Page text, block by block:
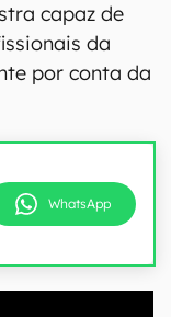
capaz de
da
por conta da
WhatsApp